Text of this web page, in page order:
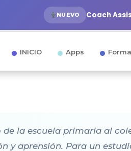
NUEVO Coach
INICIO Apps
de la escuela primaria al
y aprensión. Para un